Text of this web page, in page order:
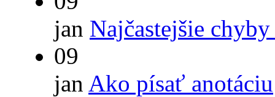
jan Najčastejšie
09
jan Ako písať anotáciu